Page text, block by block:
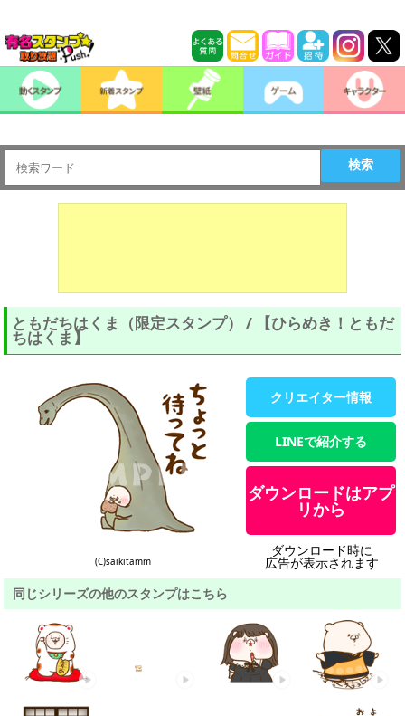
検索
ともだちはくま（限定スタンプ） / 【ひらめき！ともだ
ちはくま】
(C)saikitamm
クリエイター情報
LINEで紹介する
ダウンロードはアプ
リから
ダウンロード時に
広告が表示されます
同じシリーズの他のスタンプはこちら